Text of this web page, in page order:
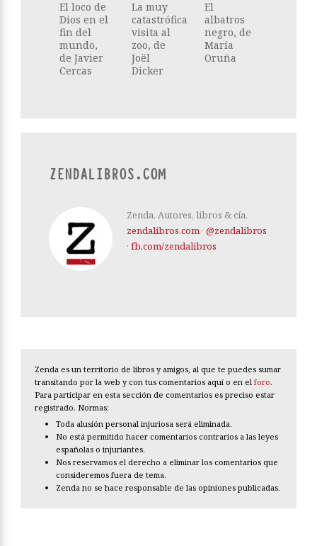
El loco de
Dios en el
fin del
mundo,
de Javier
Cercas
La muy
catastrófica
visita al
zoo, de
Joël
Dicker
El
albatros
negro, de
María
Oruña
ZENDALIBROS.COM
Zenda. Autores, libros & cía.
zendalibros.com · @zendalibros
· fb.com/zendalibros
Zenda es un territorio de libros y amigos, al que te puedes sumar
transitando por la web y con tus comentarios aquí o en el foro.
Para participar en esta sección de comentarios es preciso estar
registrado. Normas:
Toda alusión personal injuriosa será eliminada.
No está permitido hacer comentarios contrarios a las leyes
españolas o injuriantes.
Nos reservamos el derecho a eliminar los comentarios que
consideremos fuera de tema.
Zenda no se hace responsable de las opiniones publicadas.